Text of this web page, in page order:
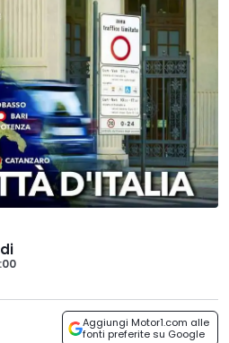
Aggiungi Motor1.com alle
fonti preferite su Google